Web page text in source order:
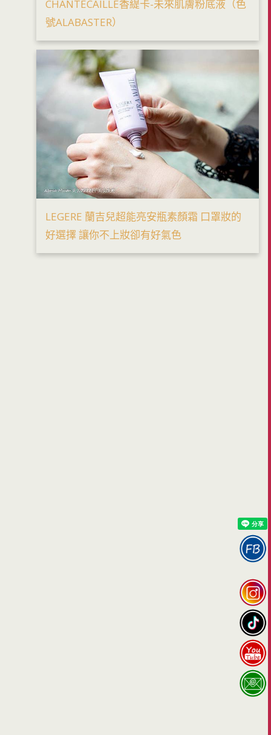
CHANTECAILLE香緹卡-未來肌膚粉底液（色
號ALABASTER）
LEGERE 蘭吉兒超能亮安瓶素顏霜 口罩妝的
好選擇 讓你不上妝卻有好氣色